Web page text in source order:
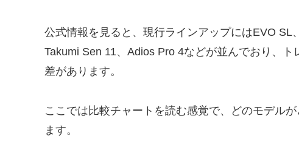
公式情報を見ると、現行ラインアップにはEVO SL
Takumi Sen 11、Adios Pro 4などが並んでおり、
差があります。
ここでは比較チャートを読む感覚で、どのモデル
ます。